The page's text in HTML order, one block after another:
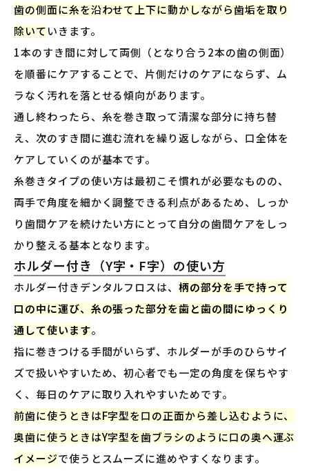
歯の側面に糸を沿わせて上下に動かしながら歯垢を取り
除いていきます。
1本のすき間に対して両側（となり合う2本の歯の側面）
を順番にケアすることで、片側だけのケアにならず、ム
ラなく汚れを落とせる傾向があります。
通し終わったら、糸を巻き取って清潔な部分に持ち替
え、次のすき間に進む流れを繰り返しながら、口全体を
ケアしていくのが基本です。
糸巻きタイプの使い方は最初こそ慣れが必要なものの、
両手で角度を細かく調整できる利点があるため、しっか
り歯間ケアを続けたい方にとって自分の歯間ケアをしっ
かり整える基本となります。
ホルダー付き（Y字・F字）の使い方
ホルダー付きデンタルフロスは、柄の部分を手で持って
口の中に運び、糸の張った部分を歯と歯の間にゆっくり
通して使います。
指に巻きつける手間がいらず、ホルダーが手のひらサイ
ズで扱いやすいため、初心者でも一定の角度を保ちやす
く、毎日のケアに取り入れやすいためです。
前歯に使うときはF字型を口の正面から差し込むように、
奥歯に使うときはY字型を歯ブラシのように口の奥へ運ぶ
イメージで使うとスムーズに進めやすくなります。